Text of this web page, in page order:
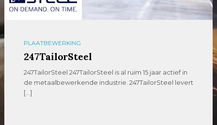
PLAATBEWERKING
247TailorSteel
247TailorSteel 247TailorSteel is al ruim 15 jaar actief in
de metaalbewerkende industrie. 247TailorSteel levert
[…]